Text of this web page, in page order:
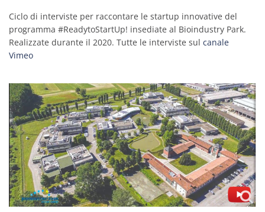
Ciclo di interviste per raccontare le startup innovative del
programma #ReadytoStartUp! insediate al Bioindustry Park.
Realizzate durante il 2020. Tutte le interviste sul canale
Vimeo